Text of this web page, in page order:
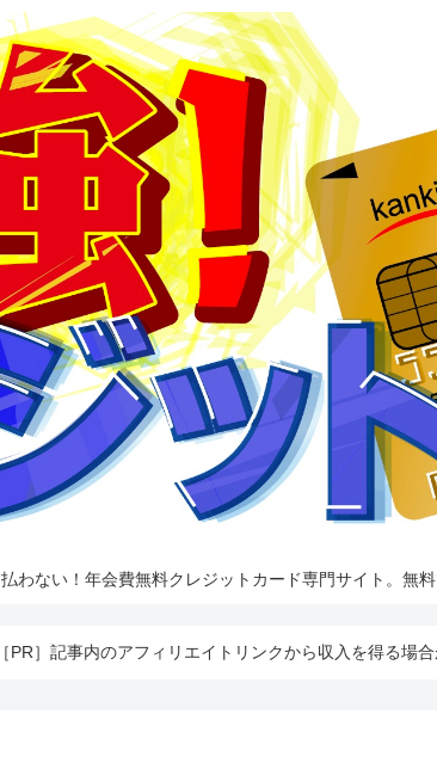
わない！年会費無料クレジットカード専門サイト。無
［PR］記事内のアフィリエイトリンクから収入を得る場